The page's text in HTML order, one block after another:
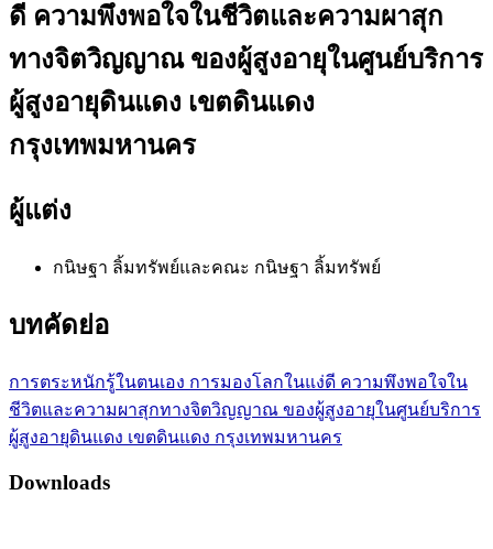
ดี ความพึงพอใจในชีวิตและความผาสุก
ทางจิตวิญญาณ ของผู้สูงอายุในศูนย์บริการ
ผู้สูงอายุดินแดง เขตดินแดง
กรุงเทพมหานคร
ผู้แต่ง
กนิษฐา ลิ้มทรัพย์และคณะ กนิษฐา ลิ้มทรัพย์
บทคัดย่อ
การตระหนักรู้ในตนเอง การมองโลกในแง่ดี ความพึงพอใจใน
ชีวิตและความผาสุกทางจิตวิญญาณ ของผู้สูงอายุในศูนย์บริการ
ผู้สูงอายุดินแดง เขตดินแดง กรุงเทพมหานคร
Downloads